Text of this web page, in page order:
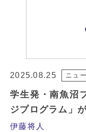
2025.08.25 ニュ
学生発・南魚沼
ジプログラム」
伊藤将人